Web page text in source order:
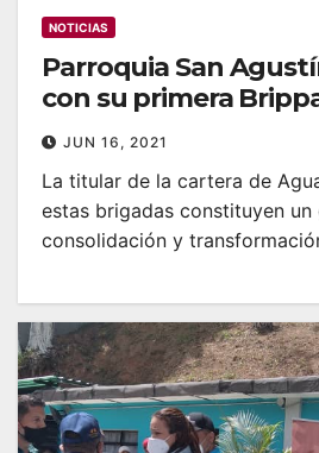
NOTICIAS
Parroquia San
con su primera
JUN 16, 2021
La titular de la cartera de
estas brigadas constituyen un
consolidación y